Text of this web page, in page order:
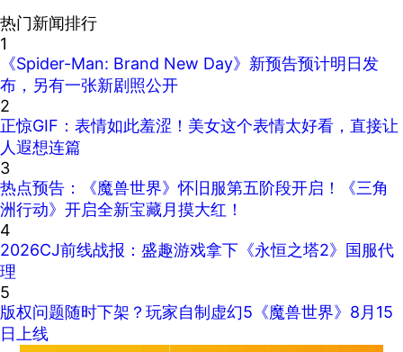
热门新闻排行
1
《Spider-Man: Brand New Day》新预告预计明日发
布，另有一张新剧照公开
2
正惊GIF：表情如此羞涩！美女这个表情太好看，直接让
人遐想连篇
3
热点预告：《魔兽世界》怀旧服第五阶段开启！《三角
洲行动》开启全新宝藏月摸大红！
4
2026CJ前线战报：盛趣游戏拿下《永恒之塔2》国服代
理
5
版权问题随时下架？玩家自制虚幻5《魔兽世界》8月15
日上线